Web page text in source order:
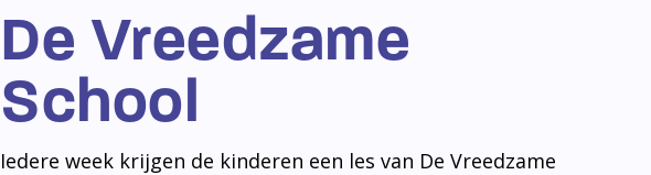
De Vreedzame
School
Iedere week krijgen de kinderen een les van De Vreedzame